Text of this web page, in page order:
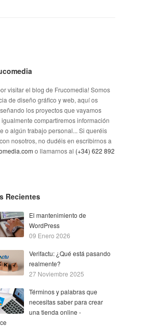
visitar el blog de Frucomedia! Somos
de diseño gráfico y web, aquí os
los proyectos que vayamos
compartiremos información
o algún trabajo personal... Si queréis
nosotros, no dudéis en escribirnos a
o llamarnos al (+34) 622 892
Recientes
El mantenimiento de
WordPress
09 Enero 2026
Verifactu: ¿Qué está pasando
realmente?
27 Noviembre 2025
Términos y palabras que
necesitas saber para crear
una tienda online -